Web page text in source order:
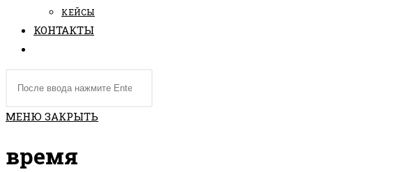
КЕЙСЫ
КОНТАКТЫ
ПО
САЙТУ
сайте
МЕНЮ ЗАКРЫТЬ
время